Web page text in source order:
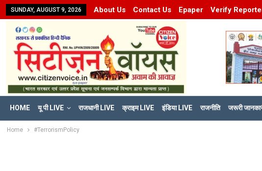
SUNDAY, AUGUST 9, 2026 About Us Contact Us Epaper Verify
HOME यू पी LIVE राजधानी LIVE क्राइम LIVE इंडिया LIVE राजनीति जरूरी
Home #TerrorismPolicy